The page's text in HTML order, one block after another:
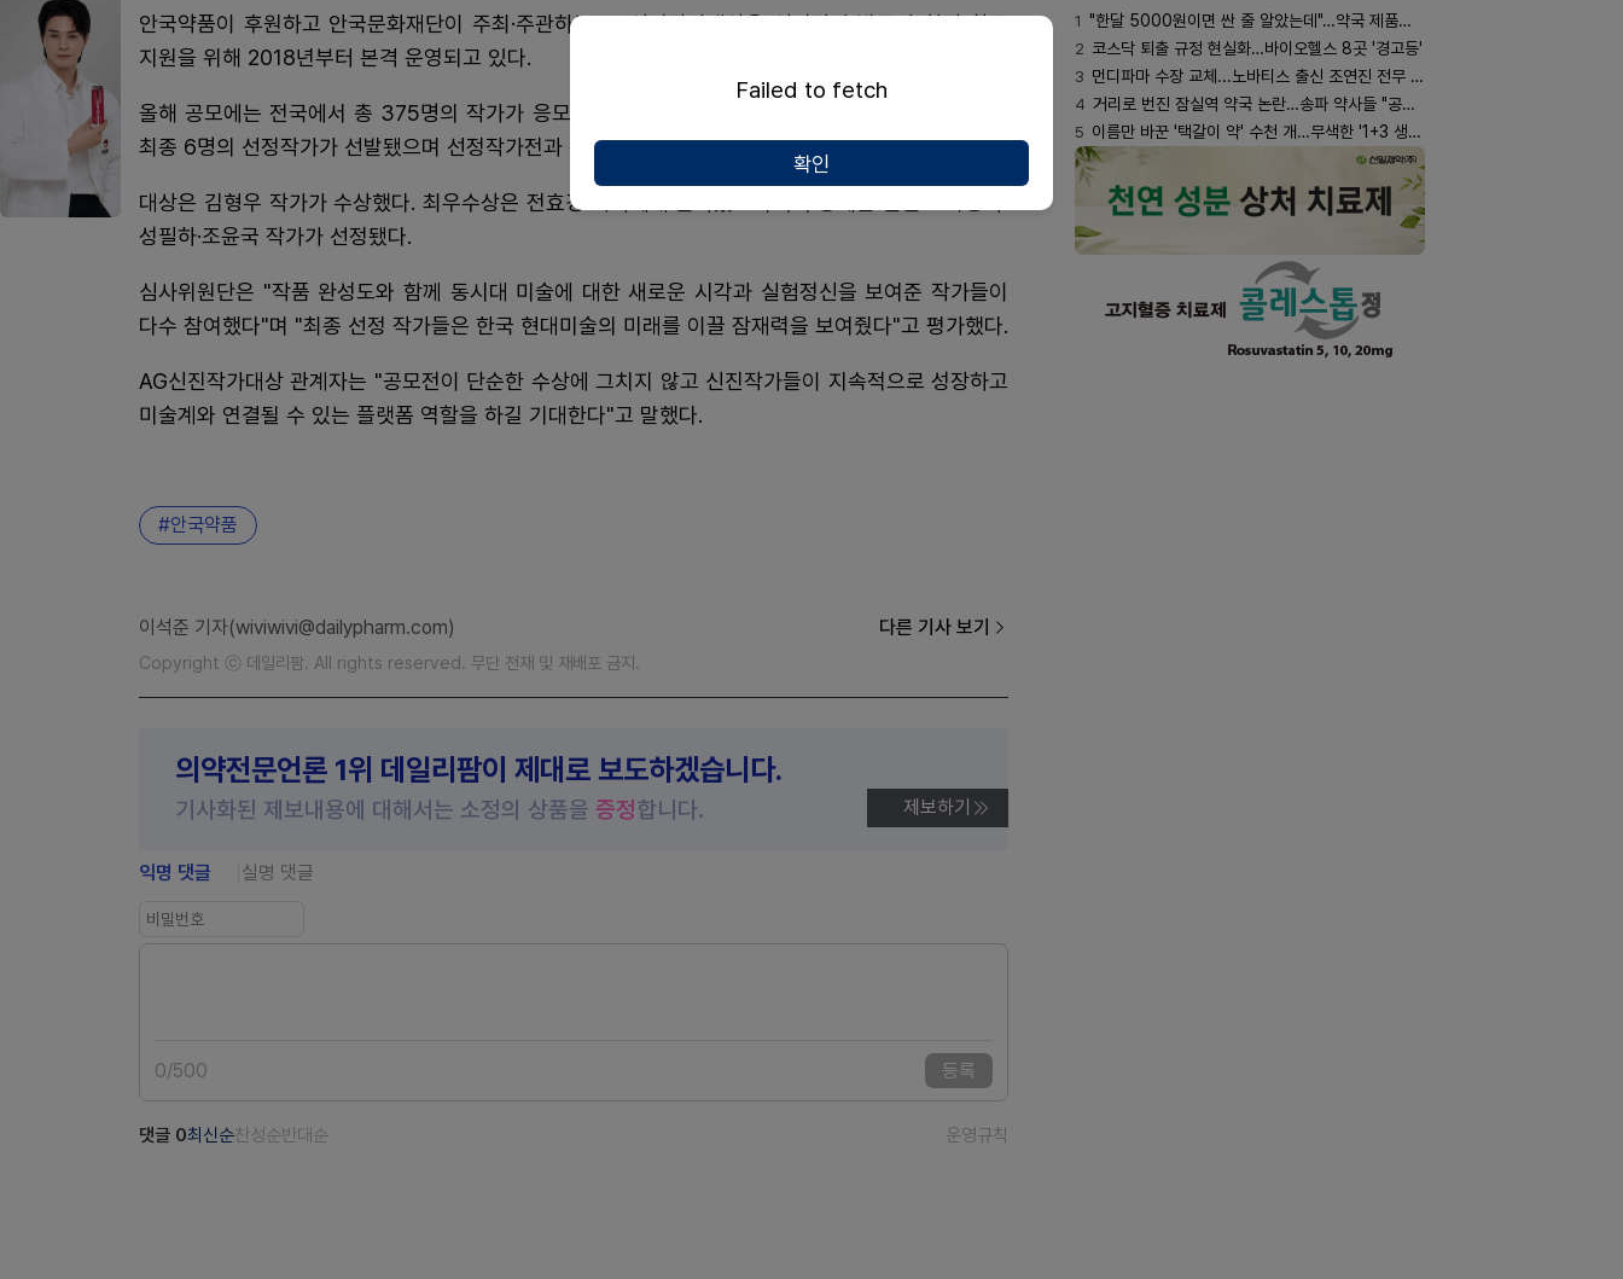
안국약품이 후원하고 안국문화재단이 주최·주관하는 AG신진작가대상은 신진작가 발굴과 창작 활동
지원을 위해 2018년부터 본격 운영되고 있다.
올해 공모에는 전국에서 총 375명의 작가가 응모했다. 1차 서류심사와 2차 포트폴리오 심사를 거쳐
최종 6명의 선정작가가 선발됐으며 선정작가전과 본심사를 통해 최종 수상자가 결정됐다.
대상은 김형우 작가가 수상했다. 최우수상은 전효경 작가에게 돌아갔으며 우수상에는 문준호·박종화·
성필하·조윤국 작가가 선정됐다.
심사위원단은 "작품 완성도와 함께 동시대 미술에 대한 새로운 시각과 실험정신을 보여준 작가들이
다수 참여했다"며 "최종 선정 작가들은 한국 현대미술의 미래를 이끌 잠재력을 보여줬다"고 평가했다.
AG신진작가대상 관계자는 "공모전이 단순한 수상에 그치지 않고 신진작가들이 지속적으로 성장하고
미술계와 연결될 수 있는 플랫폼 역할을 하길 기대한다"고 말했다.
안국약품
이석준 기자(wiviwivi@dailypharm.com) 다른 기사 보기
Copyright ⓒ 데일리팜. All rights reserved. 무단 전재 및 재배포 금지.
의약전문언론 1위 데일리팜이 제대로 보도하겠습니다.
기사화된 제보내용에 대해서는 소정의 상품을 증정합니다. 제보하기
익명 댓글 실명 댓글
0/500 등록
댓글 0최신순찬성순반대순 운영규칙
1 "한달 5000원이면 싼 줄 알았는데"…약국 제품과 비교해보니
2 코스닥 퇴출 규정 현실화…바이오헬스 8곳 '경고등'
3 먼디파마 수장 교체...노바티스 출신 조연진 전무 내정
4 거리로 번진 잠실역 약국 논란…송파 약사들 "공공성 훼손"
5 이름만 바꾼 '택갈이 약' 수천 개…무색한 '1+3 생동'
Failed to fetch
확인